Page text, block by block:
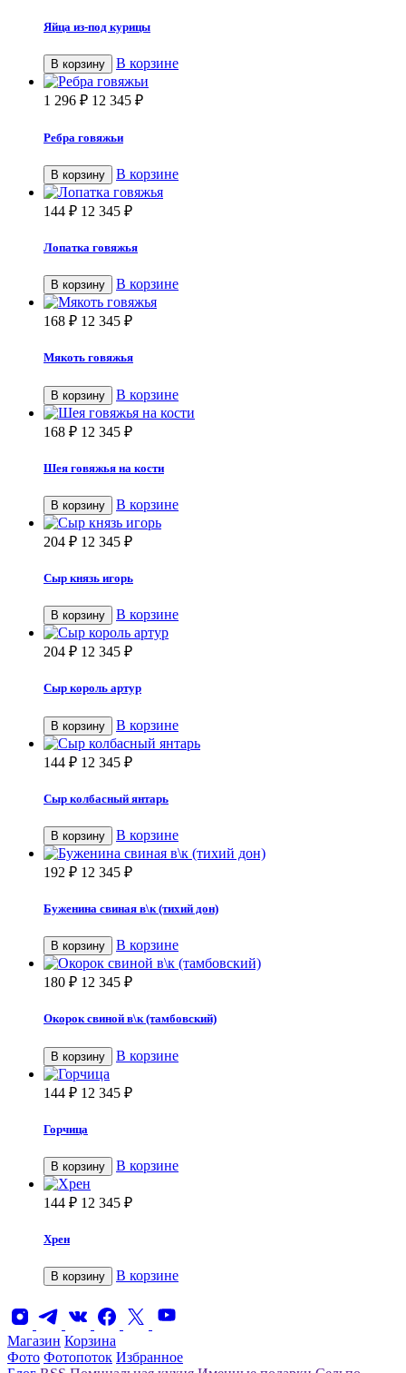
Яйца из-под курицы
В корзину В корзине
1 296 ₽ 12 345 ₽
Ребра говяжьи
В корзину В корзине
144 ₽ 12 345 ₽
Лопатка говяжья
В корзину В корзине
168 ₽ 12 345 ₽
Мякоть говяжья
В корзину В корзине
168 ₽ 12 345 ₽
Шея говяжья на кости
В корзину В корзине
204 ₽ 12 345 ₽
Сыр князь игорь
В корзину В корзине
204 ₽ 12 345 ₽
Сыр король артур
В корзину В корзине
144 ₽ 12 345 ₽
Сыр колбасный янтарь
В корзину В корзине
192 ₽ 12 345 ₽
Буженина свиная в\к (тихий дон)
В корзину В корзине
180 ₽ 12 345 ₽
Окорок свиной в\к (тамбовский)
В корзину В корзине
144 ₽ 12 345 ₽
Горчица
В корзину В корзине
144 ₽ 12 345 ₽
Хрен
В корзину В корзине
Магазин Корзина
Фото Фотопоток Избранное